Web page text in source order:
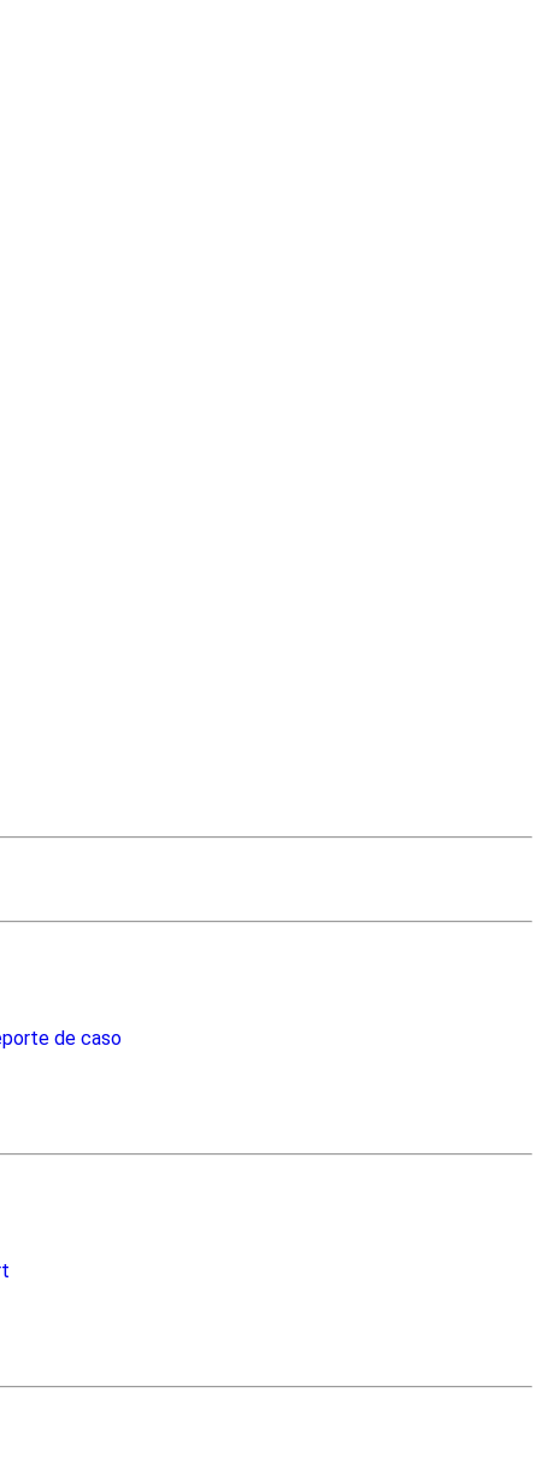
de caso